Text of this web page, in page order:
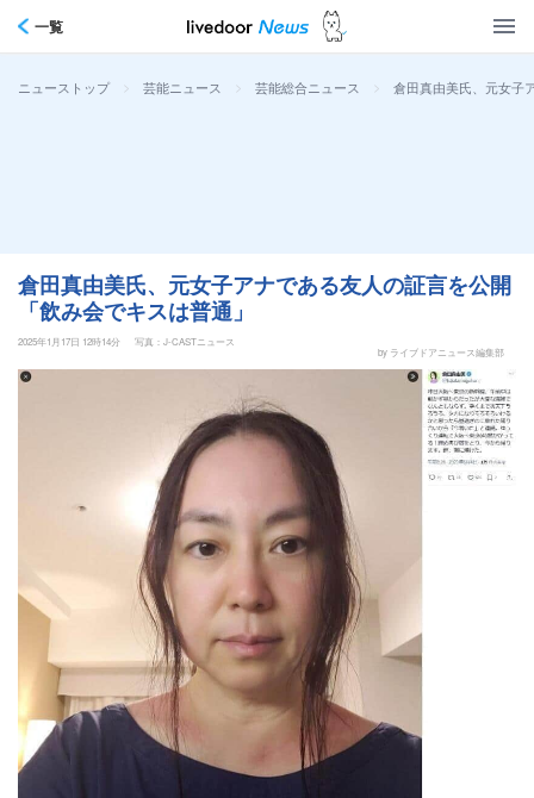
一覧
ニューストップ > 芸能ニュース > 芸能総合ニュース > 倉田真由美氏、元女子
倉田真由美氏、元女子アナである友人の証言を公開
「飲み会でキスは普通」
2025年1月17日 12時14分
写真：J-CASTニュース
by ライブドアニュース編集部